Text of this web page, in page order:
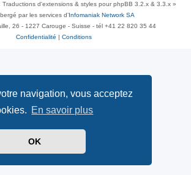
navigation, vous acceptez
En savoir plus
OK
Traductions d'extensions & styles pour phpBB 3.2.x & 3.3.x »
par les services d’ Infomaniak Network SA
26 - 1227 Carouge - Suisse - tél +41 22 820 35 44
Confidentialité
Conditions